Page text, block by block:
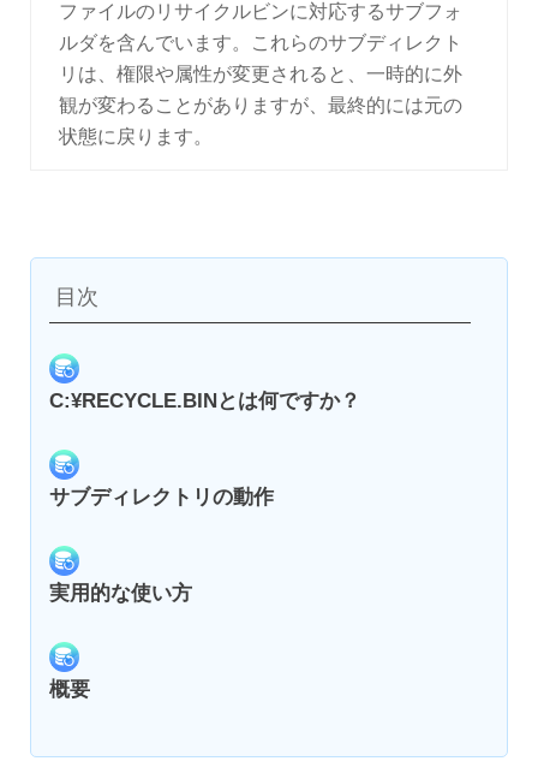
ファイルのリサイクルビンに対応するサブフォ
ルダを含んでいます。これらのサブディレクト
リは、権限や属性が変更されると、一時的に外
観が変わることがありますが、最終的には元の
状態に戻ります。
目次
C:¥RECYCLE.BINとは何ですか？
サブディレクトリの動作
実用的な使い方
概要